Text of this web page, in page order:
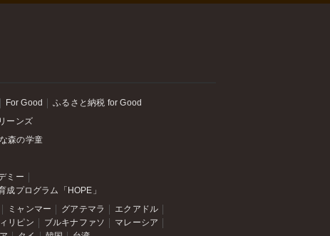
For Good ふるさと納税 for Good
ーンズ
森の学童
ミー
成プログラム「HOPE」
ミャンマー グアテマラ
エクアドル
リピン ブルキナファソ
マレーシア